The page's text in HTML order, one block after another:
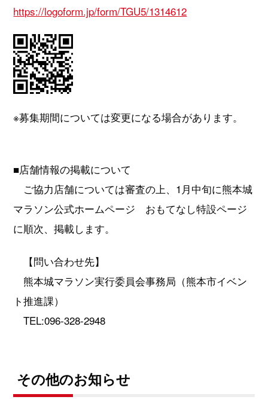
https://logoform.jp/form/TGU5/1314612
※募集期間については変更になる場合があります。
■店舗情報の掲載について
ご協力店舗については審査の上、1月中旬に熊本城
マラソン公式ホームページ おもてなし特設ページ
に順次、掲載します。
【問い合わせ先】
熊本城マラソン実行委員会事務局（熊本市イベン
ト推進課）
TEL:096-328-2948
その他のお知らせ